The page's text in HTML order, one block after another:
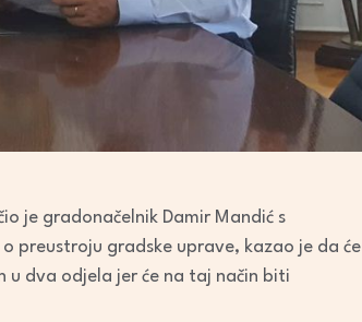
je gradonačelnik Damir Mandić s
preustroju gradske uprave, kazao je da će
dva odjela jer će na taj način biti